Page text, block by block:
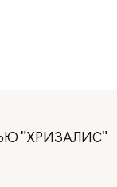
"ХРИЗАЛИС"